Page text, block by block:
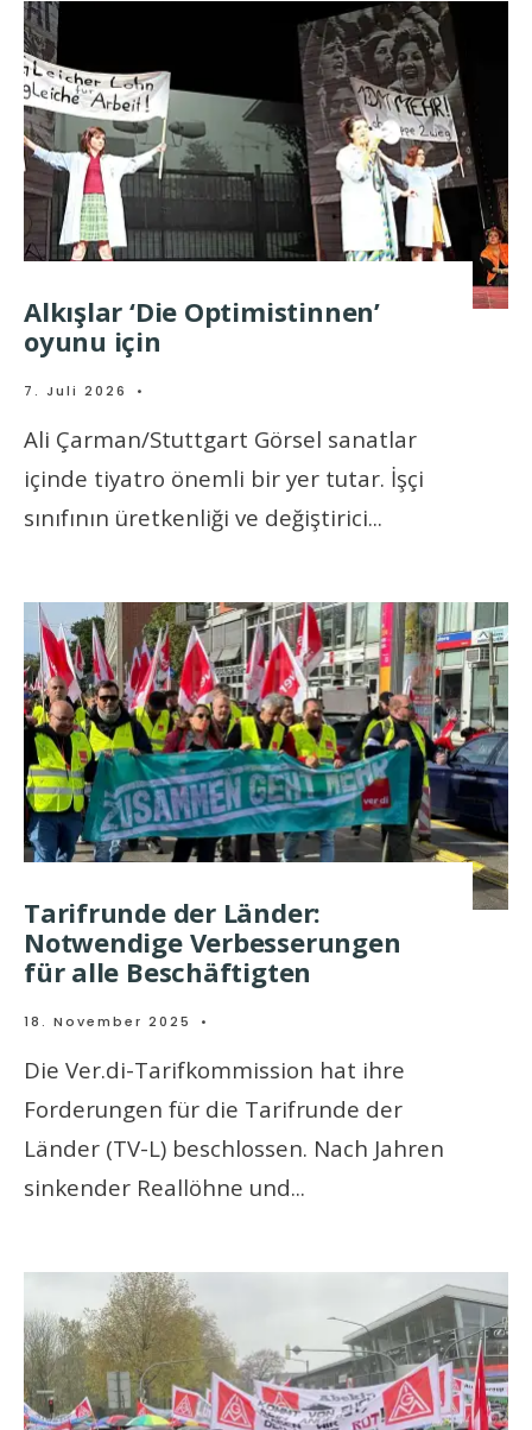
Alkışlar ‘Die Optimistinnen’
oyunu için
7. Juli 2026 •
Ali Çarman/Stuttgart Görsel sanatlar
içinde tiyatro önemli bir yer tutar. İşçi
sınıfının üretkenliği ve değiştirici...
Tarifrunde der Länder:
Notwendige Verbesserungen
für alle Beschäftigten
18. November 2025 •
Die Ver.di-Tarifkommission hat ihre
Forderungen für die Tarifrunde der
Länder (TV-L) beschlossen. Nach Jahren
sinkender Reallöhne und...